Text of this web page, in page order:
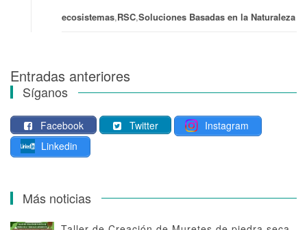
ecosistemas,RSC,Soluciones Basadas en la Naturaleza
Navegación
de
entradas
Entradas anteriores
Síganos
Facebook Twitter
Instagram
Linkedin
Más noticias